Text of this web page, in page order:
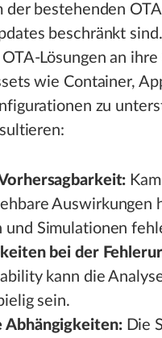
der bestehenden
beschränkt
Lösungen an
wie Container,
zu
Auswirkungen
und Simulationen
bei der
kann die
sein.
Abhängigkeiten:Die